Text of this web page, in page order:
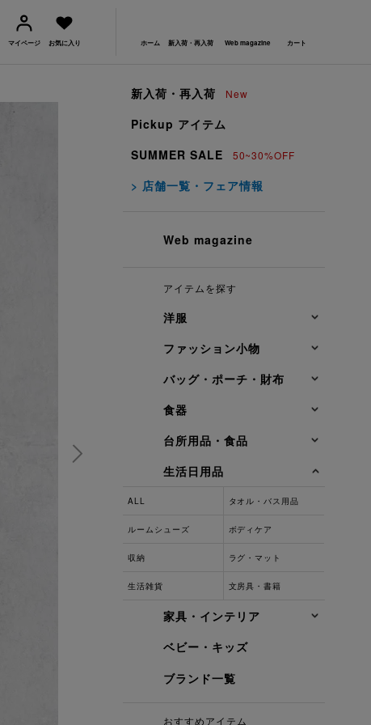
マイページ お気に入り ホーム 新入荷・再入荷 Web magazine カート
新入荷・再入荷 New
Pickup アイテム
SUMMER SALE
50~30%OFF
> 店舗一覧・フェア情報
Web magazine
アイテムを探す
洋服
ファッション小物
バッグ・ポーチ・財布
食器
台所用品・食品
生活日用品
ALL タオル・バス用品
ルームシューズ ボディケア
収納 ラグ・マット
生活雑貨 文房具・書籍
家具・インテリア
ベビー・キッズ
ブランド一覧
おすすめアイテム